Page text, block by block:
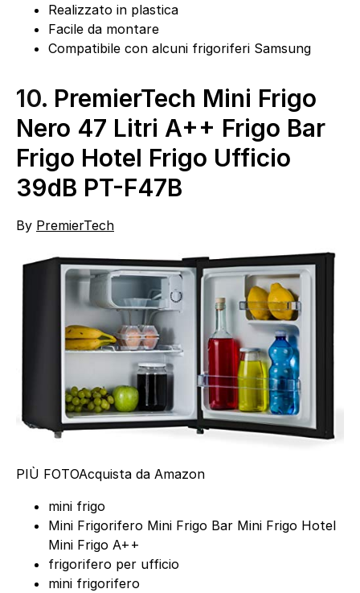
Realizzato in plastica
Facile da montare
Compatibile con alcuni frigoriferi Samsung
10. PremierTech Mini Frigo
Nero 47 Litri A++ Frigo Bar
Frigo Hotel Frigo Ufficio
39dB PT-F47B
By PremierTech
PIÙ FOTOAcquista da Amazon
mini frigo
Mini Frigorifero Mini Frigo Bar Mini Frigo Hotel
Mini Frigo A++
frigorifero per ufficio
mini frigorifero